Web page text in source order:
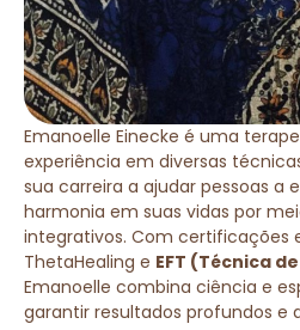
Emanoelle Einecke é uma
experiência em diversas
sua carreira a ajudar pessoas a
harmonia em suas vidas por
integrativos. Com certificações
ThetaHealing e EFT (Técnica
Emanoelle combina ciência e
garantir resultados profundos e